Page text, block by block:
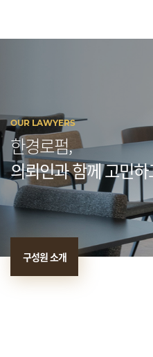
OUR LAWYERS
한경로펌,
의뢰인과 함께 고민
구성원 소개